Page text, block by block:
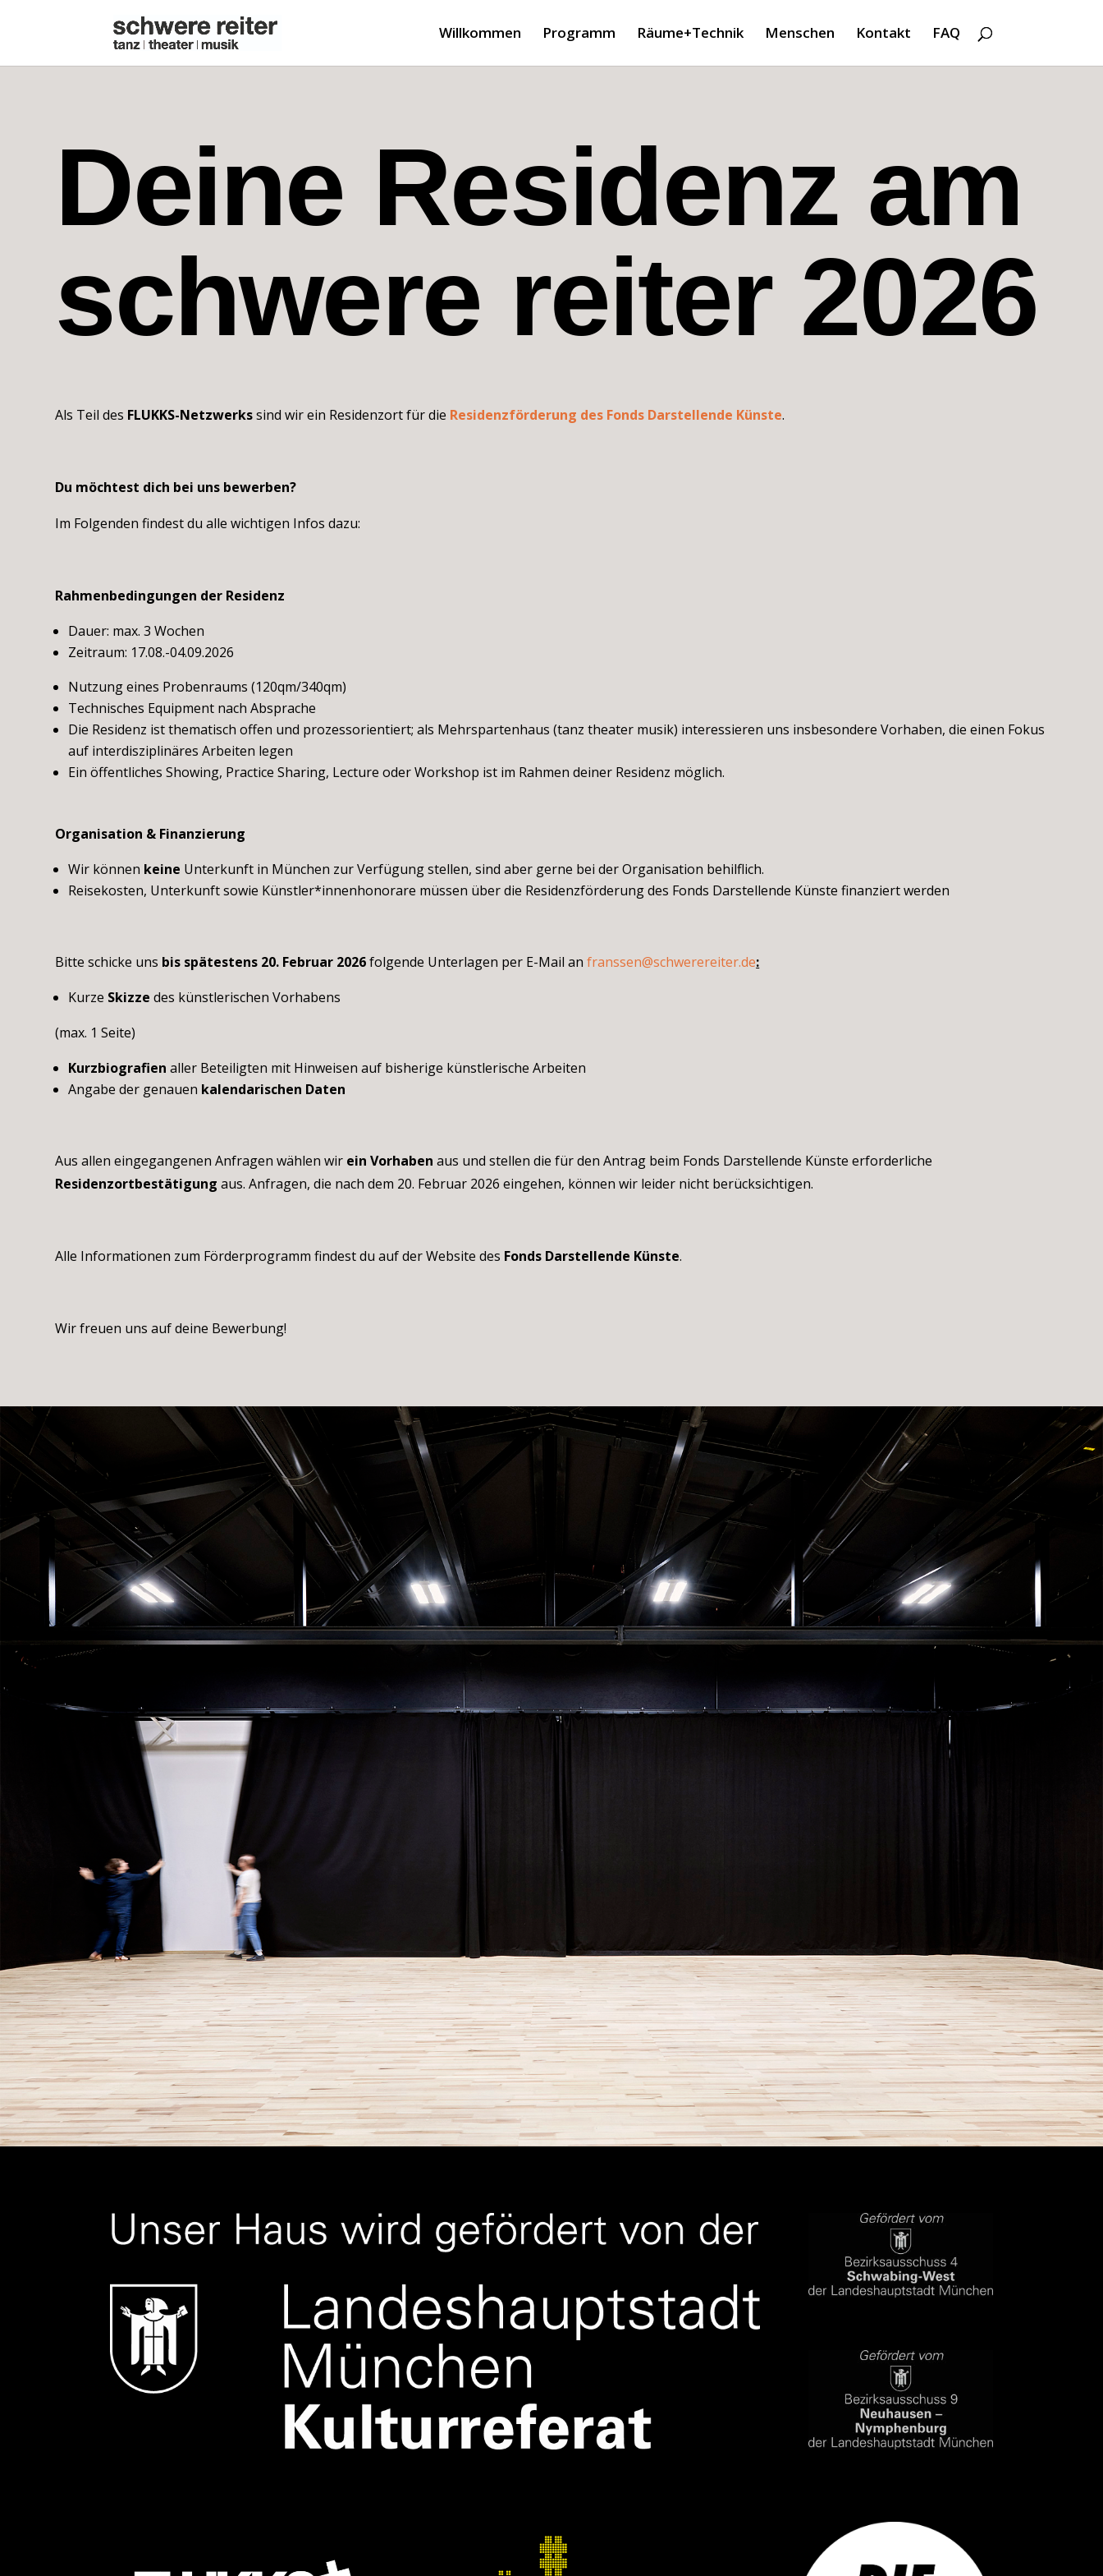
Willkommen Programm Räume+Technik Menschen Kontakt FAQ
Deine Residenz am
schwere reiter 2026
Als Teil des FLUKKS-Netzwerkssind wir ein Residenzort für die Residenzförderung des Fonds Darstellende Künste.
Du möchtest dich bei uns bewerben?
Im Folgenden findest du alle wichtigen Infos dazu:
Rahmenbedingungen der Residenz
Dauer: max. 3 Wochen
Zeitraum: 17.08.-04.09.2026
Nutzung eines Probenraums (120qm/340qm)
Technisches Equipment nach Absprache
Die Residenz ist thematisch offen und prozessorientiert; als Mehrspartenhaus (tanz theater musik) interessieren uns insbesondere Vorhaben, die einen Fokus
auf interdisziplinäres Arbeiten legen
Ein öffentliches Showing, Practice Sharing, Lecture oder Workshop ist im Rahmen deiner Residenz möglich.
Organisation & Finanzierung
Wir können keine Unterkunft in München zur Verfügung stellen, sind aber gerne bei der Organisation behilflich.
Reisekosten, Unterkunft sowie Künstler*innenhonorare müssen über die Residenzförderung des Fonds Darstellende Künste finanziert werden
Bitte schicke uns bis spätestens 20. Februar 2026folgende Unterlagen per E-Mail anfranssen@schwerereiter.de:
Kurze Skizze des künstlerischen Vorhabens
(max. 1 Seite)
Kurzbiografien aller Beteiligten mit Hinweisen auf bisherige künstlerische Arbeiten
Angabe der genauen kalendarischen Daten
Aus allen eingegangenen Anfragen wählen wir ein Vorhaben aus und stellen die für den Antrag beim Fonds Darstellende Künste erforderliche
Residenzortbestätigung aus. Anfragen, die nach dem 20. Februar 2026 eingehen, können wir leider nicht berücksichtigen.
Alle Informationen zum Förderprogramm findest du auf der Website des Fonds Darstellende Künste.
Wir freuen uns auf deine Bewerbung!